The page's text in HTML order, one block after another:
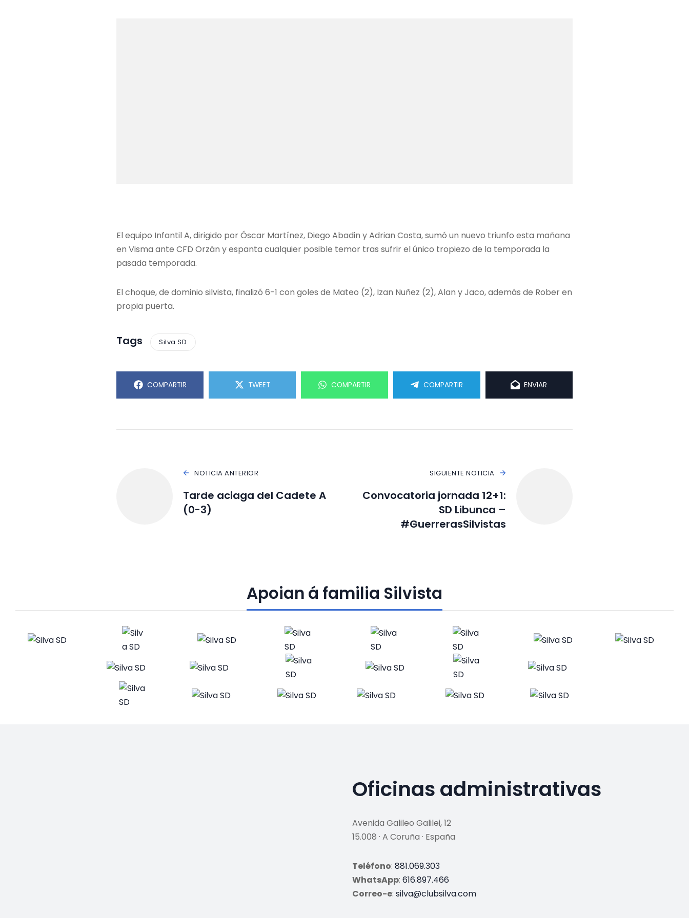
El equipo Infantil A, dirigido por Óscar Martínez, Diego Abadin y Adrian Costa, sumó un nuevo triunfo esta mañana
en Visma ante CFD Orzán y espanta cualquier posible temor tras sufrir el único tropiezo de la temporada la
pasada temporada.
El choque, de dominio silvista, finalizó 6-1 con goles de Mateo (2), Izan Nuñez (2), Alan y Jaco, además de Rober en
propia puerta.
Tags Silva SD
COMPARTIR TWEET COMPARTIR COMPARTIR ENVIAR
NOTICIA ANTERIOR
Tarde aciaga del Cadete A
(0-3)
SIGUIENTE NOTICIA
Convocatoria jornada 12+1:
SD Libunca –
#GuerrerasSilvistas
Apoian á familia Silvista
Oficinas administrativas
Avenida Galileo Galilei, 12
15.008 · A Coruña · España
Teléfono: 881.069.303
WhatsApp: 616.897.466
Correo-e: silva@clubsilva.com